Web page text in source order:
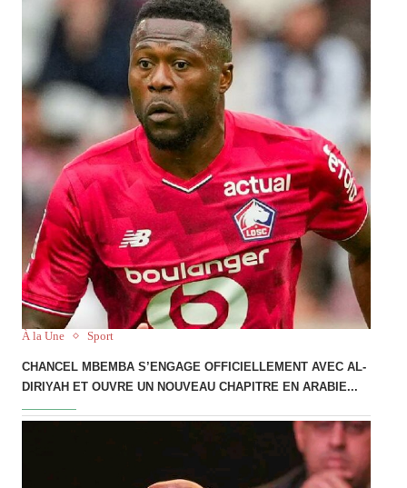
À la Une Sport
CHANCEL MBEMBA S’ENGAGE OFFICIELLEMENT AVEC AL-
DIRIYAH ET OUVRE UN NOUVEAU CHAPITRE EN ARABIE...